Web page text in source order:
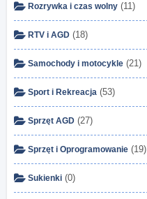
Rozrywka i czas wolny (11)
RTV i AGD (18)
Samochody i motocykle (21)
Sport i Rekreacja (53)
Sprzęt AGD (27)
Sprzęt i Oprogramowanie (19)
Sukienki (0)